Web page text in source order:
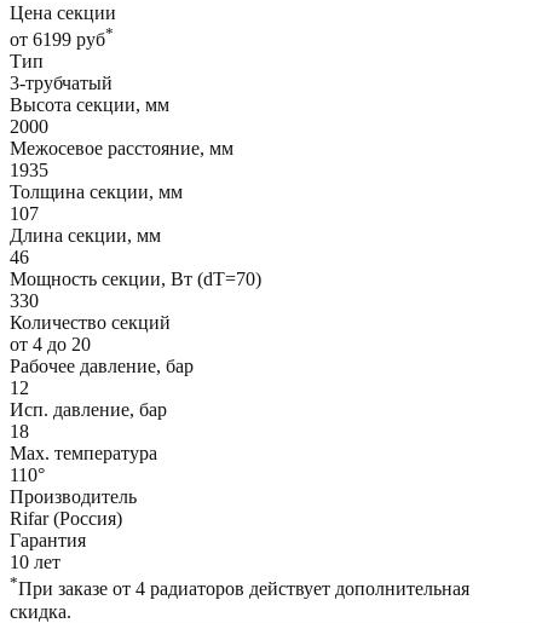
Цена секции
от 6199 руб*
Тип
3-трубчатый
Высота секции, мм
2000
Межосевое расстояние, мм
1935
Толщина секции, мм
107
Длина секции, мм
46
Мощность секции, Вт (dT=70)
330
Количество секций
от 4 до 20
Рабочее давление, бар
12
Исп. давление, бар
18
Max. температура
110°
Производитель
Rifar (Россия)
Гарантия
10 лет
*При заказе от 4 радиаторов действует дополнительная
скидка.